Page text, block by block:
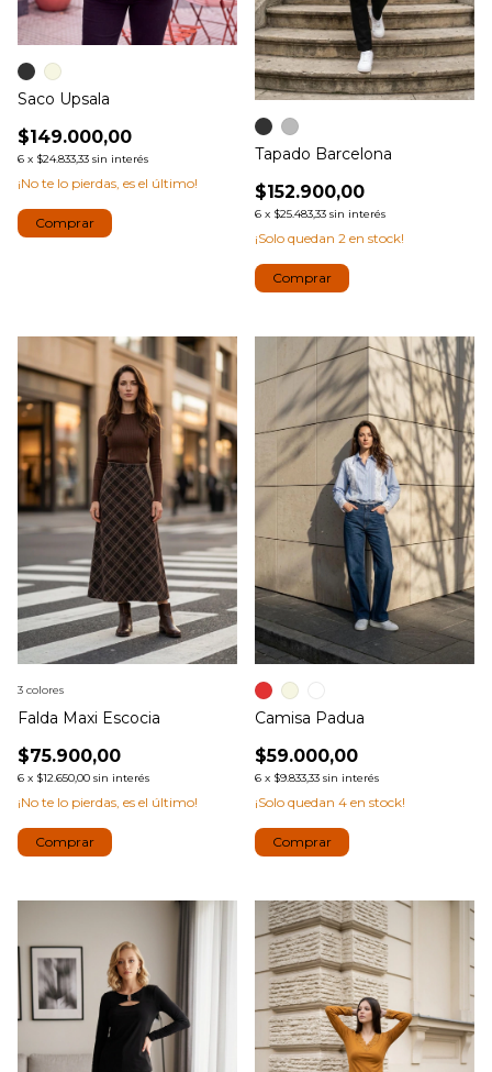
Saco Upsala
$149.000,00
6 x $24.833,33 sin interés
¡No te lo pierdas, es el último!
Comprar
Tapado Barcelona
$152.900,00
6 x $25.483,33 sin interés
¡Solo quedan 2 en stock!
Comprar
Falda Maxi Escocia
$75.900,00
6 x $12.650,00 sin interés
¡No te lo pierdas, es el último!
3 colores
Comprar
Camisa Padua
$59.000,00
6 x $9.833,33 sin interés
¡Solo quedan 4 en stock!
Comprar